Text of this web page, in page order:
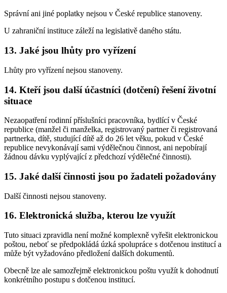
Správní ani jiné poplatky nejsou v České republice stanoveny.
U zahraniční instituce záleží na legislativě daného státu.
13. Jaké jsou lhůty pro vyřízení
Lhůty pro vyřízení nejsou stanoveny.
14. Kteří jsou další účastníci (dotčení) řešení životní
situace
Nezaopatření rodinní příslušníci pracovníka, bydlící v České
republice (manžel či manželka, registrovaný partner či registrovaná
partnerka, dítě, studující dítě až do 26 let věku, pokud v České
republice nevykonávají sami výdělečnou činnost, ani nepobírají
žádnou dávku vyplývající z předchozí výdělečné činnosti).
15. Jaké další činnosti jsou po žadateli požadovány
Další činnosti nejsou stanoveny.
16. Elektronická služba, kterou lze využít
Tuto situaci zpravidla není možné komplexně vyřešit elektronickou
poštou, neboť se předpokládá úzká spolupráce s dotčenou institucí a
může být vyžadováno předložení dalších dokumentů.
Obecně lze ale samozřejmě elektronickou poštu využít k dohodnutí
konkrétního postupu s dotčenou institucí.